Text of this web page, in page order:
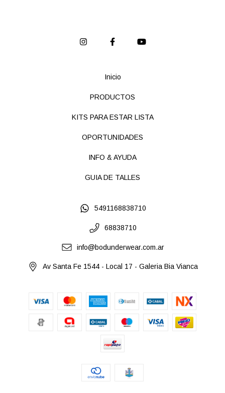
Inicio
PRODUCTOS
KITS PARA ESTAR LISTA
OPORTUNIDADES
INFO & AYUDA
GUIA DE TALLES
5491168838710
68838710
info@bodunderwear.com.ar
Av Santa Fe 1544 - Local 17 - Galeria Bia Vianca